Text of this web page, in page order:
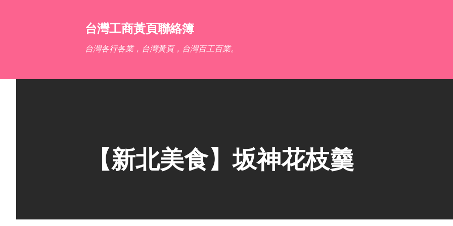
台灣工商黃頁聯絡簿
台灣各行各業，台灣黃頁，台灣百工百業。
【新北美食】坂神花枝羹